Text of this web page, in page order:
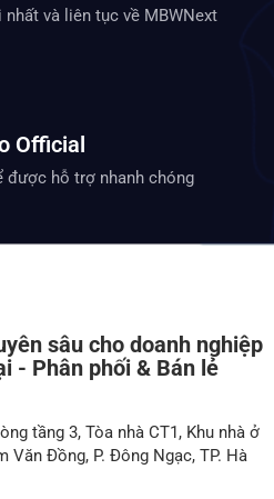
và liên tục về MBWNext
Official
được hỗ trợ nhanh chóng
sâu cho doanh nghiệp
- Phân phối & Bán lẻ
tầng 3, Tòa nhà CT1, Khu nhà ở
Văn Đồng, P. Đông Ngạc, TP. Hà